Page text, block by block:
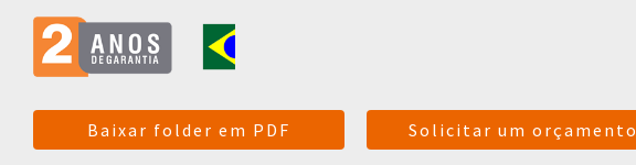
Baixar folder em PDF Solicitar um orçamento